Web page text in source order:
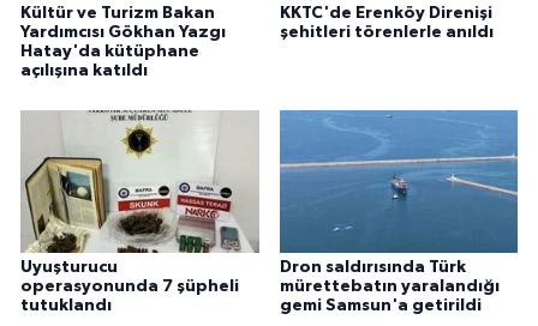
Kültür ve Turizm Bakan
Yardımcısı Gökhan Yazgı
Hatay'da kütüphane
açılışına katıldı
KKTC'de Erenköy Direnişi
şehitleri törenlerle anıldı
Uyuşturucu
operasyonunda 7 şüpheli
tutuklandı
Dron saldırısında Türk
mürettebatın yaralandığı
gemi Samsun'a getirildi